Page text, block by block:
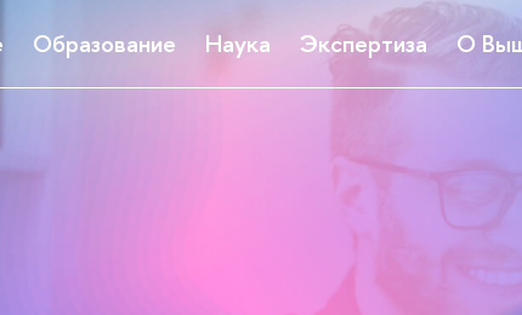
Образование Наука Экспертиза О